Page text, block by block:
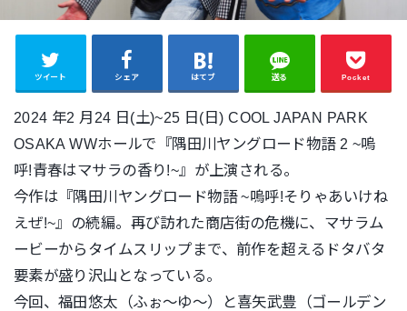
ツイート シェア はてブ 送る Pocket
2024 年2 月24 日(土)~25 日(日) COOL JAPAN PARK
OSAKA WWホールで『隅田川ヤングロード物語 2 ~嗚
呼!青春はマサラの香り!~』が上演される。
今作は『隅田川ヤングロード物語 ~嗚呼!そりゃあいけね
えぜ!~』の続編。再び訪れた商店街の危機に、マサラム
ービーからタイムスリップまで、前作を超えるドタバタ
要素が盛り沢山となっている。
今回、福田悠太（ふぉ〜ゆ〜）と喜矢武豊（ゴールデン